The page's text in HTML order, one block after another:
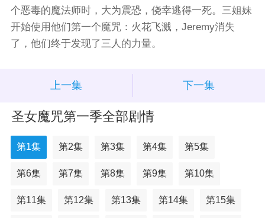
个恶毒的魔法师时，大为震恐，侥幸逃得一死。三姐妹
开始使用他们第一个魔咒：火花飞溅，Jeremy消失
了，他们终于发现了三人的力量。
上一集 下一集
圣女魔咒第一季全部剧情
第1集 第2集 第3集 第4集 第5集
第6集 第7集 第8集 第9集 第10集
第11集 第12集 第13集 第14集 第15集